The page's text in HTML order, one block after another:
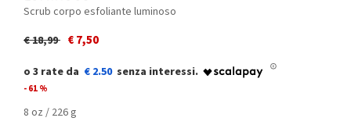
Scrub corpo esfoliante luminoso
Price reduced from
€ 18,99to€ 7,50
€ 2.50
- 61 %
8 oz / 226 g